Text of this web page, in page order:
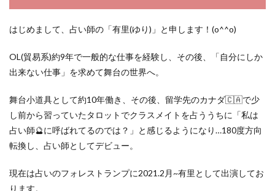
はじめまして、占い師の「有里(ゆり)」と申します！(o^^o)
OL(貿易系)約9年で一般的な仕事を経験し、その後、「自分にしか
出来ない仕事」を求めて舞台の世界へ。
舞台小道具として約10年働き、その後、留学先のカナダ🇨🇦で少
し前から習っていたタロットでクラスメイトを占ううちに「私は
占い師🔮に呼ばれてるのでは？」と感じるようになり…180度方向
転換し、占い師としてデビュー。
現在は占いのフォレストランプに2021.2月~有里として出演してお
ります。